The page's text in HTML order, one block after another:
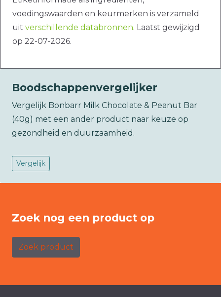
voedingswaarden en keurmerken is verzameld
uit verschillende databronnen. Laatst gewijzigd
op 22-07-2026.
Boodschappenvergelijker
Vergelijk Bonbarr Milk Chocolate & Peanut Bar
(40g) met een ander product naar keuze op
gezondheid en duurzaamheid.
Vergelijk
Zoek nog een product op
Zoek product